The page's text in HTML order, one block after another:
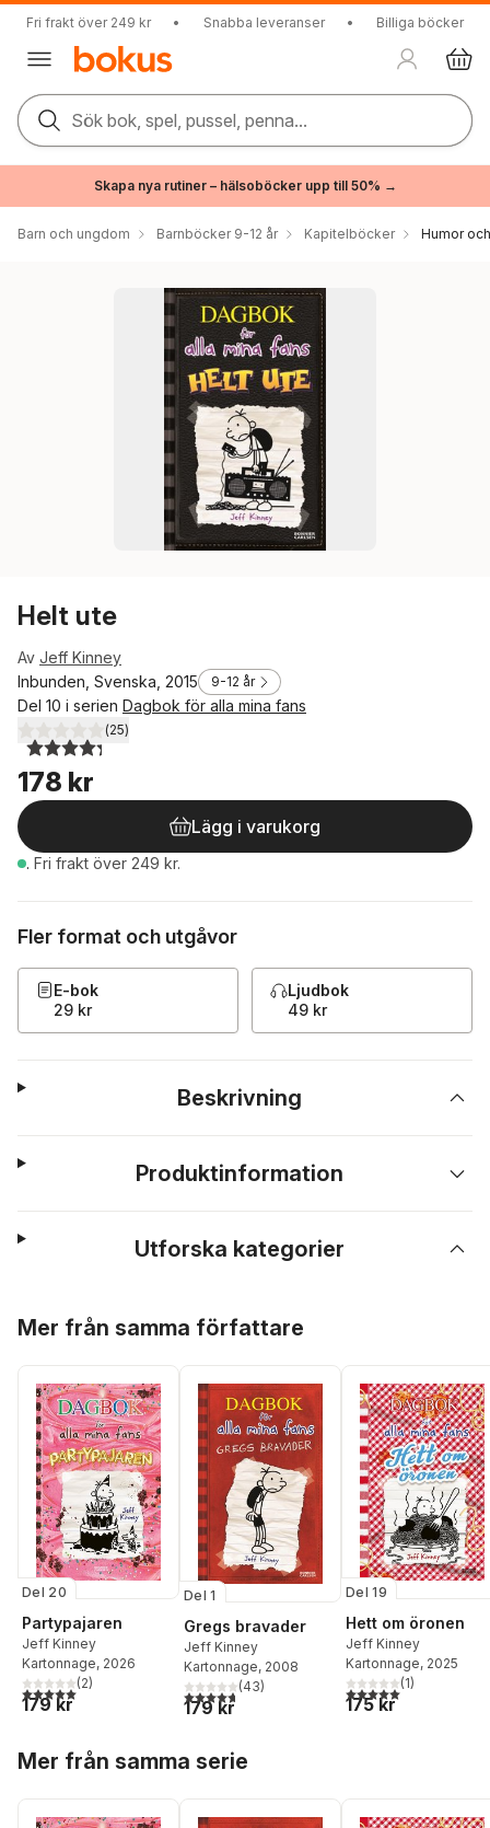
Fri frakt över 249 kr • Snabba leveranser • Billiga böcker
Sök bok, spel, pussel, penna...
Skapa nya rutiner – hälsoböcker upp till 50% →
Barn och ungdom Barnböcker 9-12 år Kapitelböcker Humor
Helt ute
Av Jeff Kinney
Inbunden, Svenska, 2015
9-12 år
Del 10 i serien Dagbok för alla mina fans
4,3utav 5 stjärnor. Totalt antal röster:
(25)
178 kr
Lägg i varukorg
. Fri frakt över 249 kr.
Fler format och utgåvor
E-bok
29 kr
Ljudbok
49 kr
Beskrivning
Produktinformation
Utforska kategorier
Mer från samma författare
Del 20
Partypajaren
Jeff Kinney
Kartonnage, 2026
5,0utav 5 stjärnor. Totalt antal röster:
(2)
179 kr
Del 1
Gregs bravader
Jeff Kinney
Kartonnage, 2008
4,7utav 5 stjärnor. Totalt antal röster:
(43)
179 kr
Del 19
Hett om öronen
Jeff Kinney
Kartonnage, 2025
5,0utav 5 stjärnor.
(1)
175 kr
Mer från samma serie